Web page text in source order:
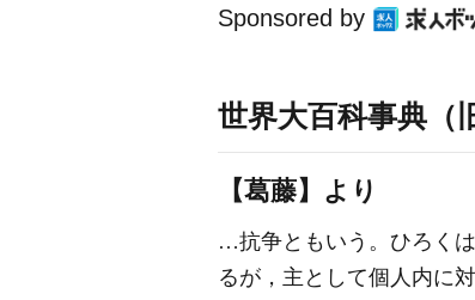
Sponsored by
世界大百科事典（
【葛藤】より
…抗争ともいう。ひろく
るが，主として個人内に